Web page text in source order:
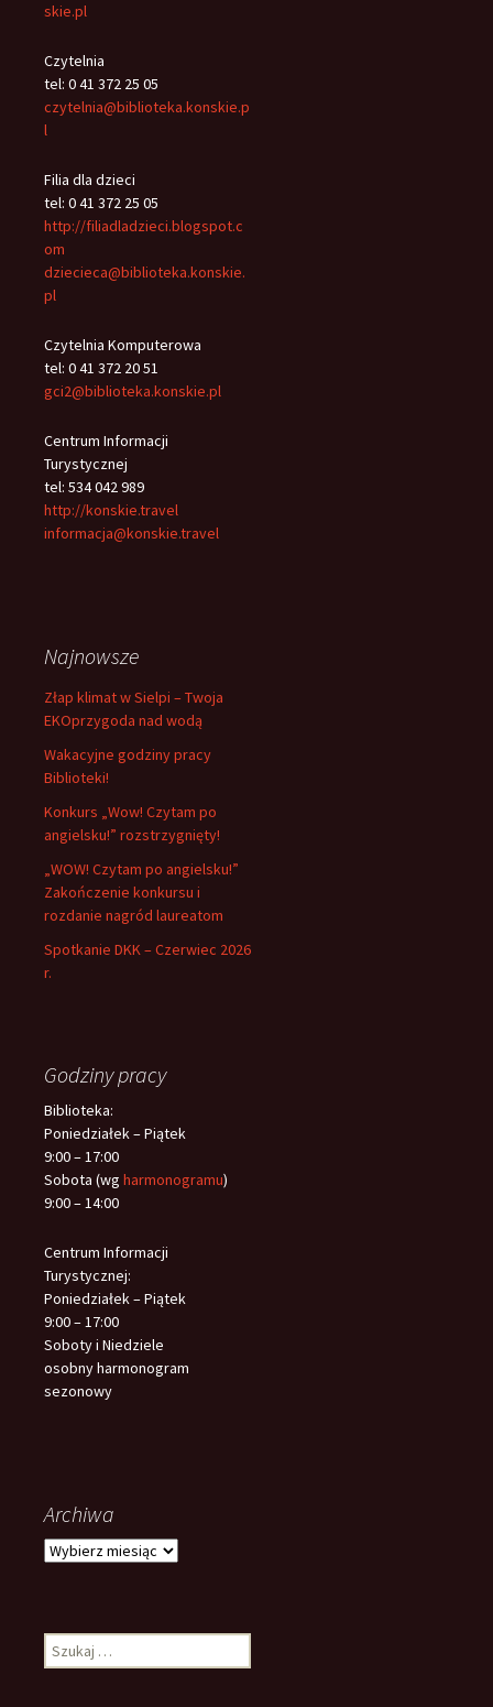
skie.pl
Czytelnia
tel: 0 41 372 25 05
czytelnia@biblioteka.konskie.p
l
Filia dla dzieci
tel: 0 41 372 25 05
http://filiadladzieci.blogspot.c
om
dziecieca@biblioteka.konskie.
pl
Czytelnia Komputerowa
tel: 0 41 372 20 51
gci2@biblioteka.konskie.pl
Centrum Informacji
Turystycznej
tel: 534 042 989
http://konskie.travel
informacja@konskie.travel
Najnowsze
Złap klimat w Sielpi – Twoja
EKOprzygoda nad wodą
Wakacyjne godziny pracy
Biblioteki!
Konkurs „Wow! Czytam po
angielsku!” rozstrzygnięty!
„WOW! Czytam po angielsku!”
Zakończenie konkursu i
rozdanie nagród laureatom
Spotkanie DKK – Czerwiec 2026
r.
Godziny pracy
Biblioteka:
Poniedziałek – Piątek
9:00 – 17:00
Sobota (wg harmonogramu)
9:00 – 14:00
Centrum Informacji
Turystycznej:
Poniedziałek – Piątek
9:00 – 17:00
Soboty i Niedziele
osobny harmonogram
sezonowy
Archiwa
Archiwa
Szukaj: